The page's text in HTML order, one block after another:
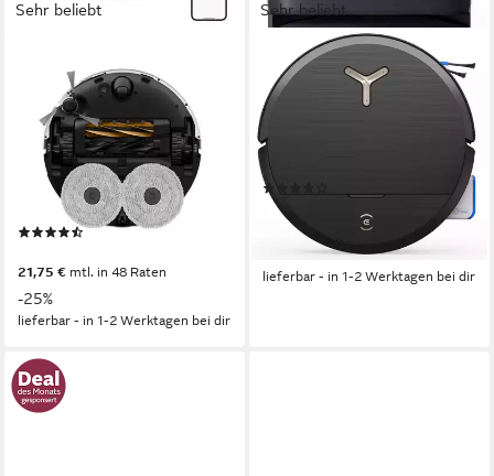
Sehr beliebt
Saugroboter mit
Wischfunktion Dreame X50
Ultra Complete, 20.000 Pa
Saugkraft
0,395 l Größe Staubbehälter
205 m² Reichweite
(222)
21,75 € mtl. in 48 Raten
-25%
lieferbar - in 1-2 Werktagen bei dir
Sehr beliebt
ECOVACS
Saugroboter mit
Wischfunktion, DEEBOT X9
0,2 l
ab 499,00 €
17,90 €
mtl. in 36 Raten
lieferbar - in 1-2 Werktagen bei dir